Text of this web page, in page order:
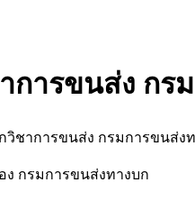
ารขนส่ง กร
ชาการขนส่ง กรมการขนส่ง
กรมการขนส่งทางบก